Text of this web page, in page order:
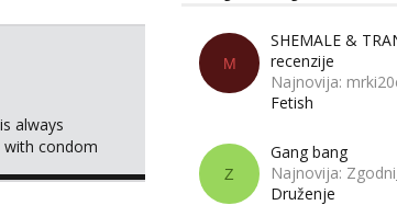
always
with condom
M
SHEMALE &
recenzije
Najnovija:
Fetish
Z
Gang bang
Najnovija:
Druženje